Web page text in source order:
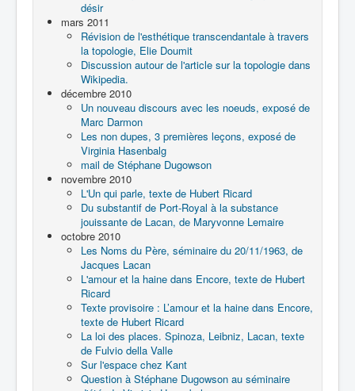
désir
mars 2011
Révision de l'esthétique transcendantale à travers
la topologie, Elie Doumit
Discussion autour de l'article sur la topologie dans
Wikipedia.
décembre 2010
Un nouveau discours avec les noeuds, exposé de
Marc Darmon
Les non dupes, 3 premières leçons, exposé de
Virginia Hasenbalg
mail de Stéphane Dugowson
novembre 2010
L'Un qui parle, texte de Hubert Ricard
Du substantif de Port-Royal à la substance
jouissante de Lacan, de Maryvonne Lemaire
octobre 2010
Les Noms du Père, séminaire du 20/11/1963, de
Jacques Lacan
L'amour et la haine dans Encore, texte de Hubert
Ricard
Texte provisoire : L’amour et la haine dans Encore,
texte de Hubert Ricard
La loi des places. Spinoza, Leibniz, Lacan, texte
de Fulvio della Valle
Sur l'espace chez Kant
Question à Stéphane Dugowson au séminaire